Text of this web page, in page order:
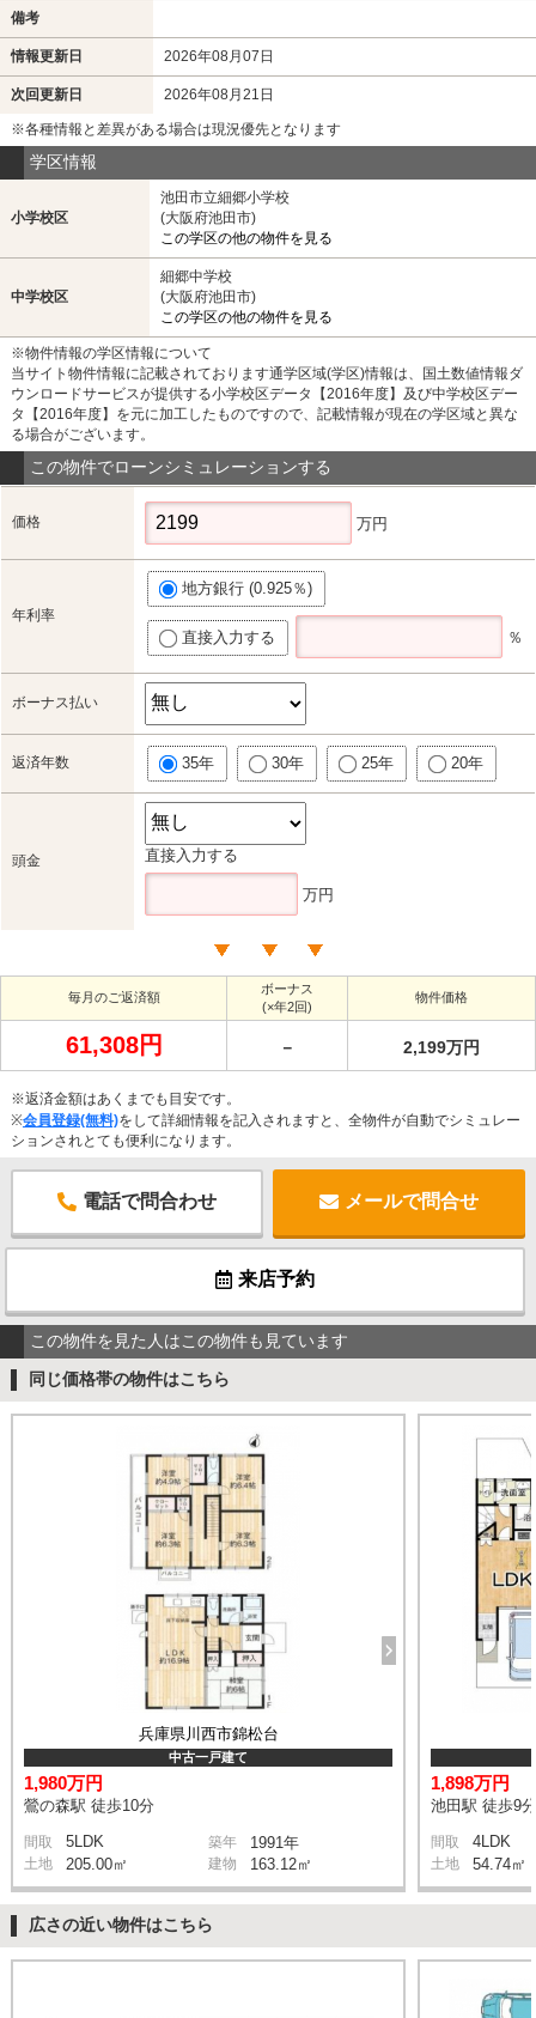
備考
情報更新日 2026年08月07日
次回更新日 2026年08月21日
※各種情報と差異がある場合は現況優先となります
学区情報
小学校区
池田市立細郷小学校
(大阪府池田市)
この学区の他の物件を見る
中学校区
細郷中学校
(大阪府池田市)
この学区の他の物件を見る
※物件情報の学区情報について
当サイト物件情報に記載されております通学区域(学区)情報は、国土数値情報ダ
ウンロードサービスが提供する小学校区データ【2016年度】及び中学校区デー
タ【2016年度】を元に加工したものですので、記載情報が現在の学区域と異な
る場合がございます。
この物件でローンシミュレーションする
価格 万円
年利率
地方銀行 (0.925％)
直接入力する ％
ボーナス払い
返済年数 35年 30年 25年 20年
頭金 直接入力する
万円
毎月のご返済額
ボーナス
(×年2回)
物件価格
61,308円 － 2,199万円
※返済金額はあくまでも目安です。
※会員登録(無料)をして詳細情報を記入されますと、全物件が自動でシミュレー
ションされとても便利になります。
電話で問合わせ メールで問合せ
来店予約
この物件を見た人はこの物件も見ています
同じ価格帯の物件はこちら
兵庫県川西市錦松台
中古一戸建て
1,980万円
鶯の森駅 徒歩10分
間取 5LDK 築年 1991年
土地 205.00㎡ 建物 163.12㎡
1,898万円
池田駅 徒歩9分
間取 4LDK
土地 54.74㎡
広さの近い物件はこちら